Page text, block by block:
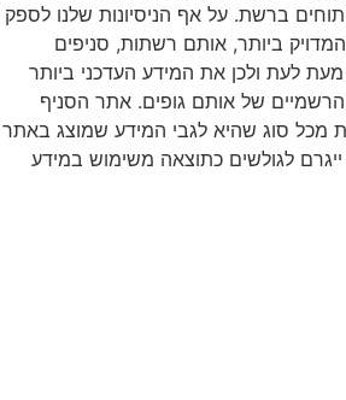
ברשת. על אף הניסיונות שלנו לספק
ביותר, אותם רשתות, סניפים
מעת לעת ולכן את המידע העדכני ביותר
של אותם גופים. אתר הסניף
מכל סוג שהיא לגבי המידע שמוצג באתר
ייגרם לגולשים כתוצאה משימוש במידע